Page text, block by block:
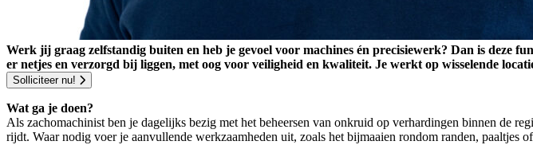
Werk jij graag zelfstandig buiten en heb je gevoel voor machines én precisiewerk? Dan is deze
er netjes en verzorgd bij liggen, met oog voor veiligheid en kwaliteit. Je werkt op wisselende
Solliciteer nu!
Wat ga je doen?
Als zachomachinist ben je dagelijks bezig met het beheersen van onkruid op verhardingen binnen de
rijdt. Waar nodig voer je aanvullende werkzaamheden uit, zoals het bijmaaien rondom randen, paaltjes